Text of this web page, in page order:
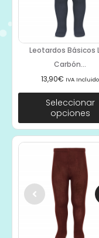
Leotardos Básicos
Carbón...
13,90€ IVA Incluido
Seleccionar
opciones